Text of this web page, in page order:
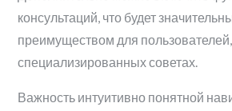
консультаций, что будет
преимуществом для
специализированных советах.
Важность интуитивно понятной